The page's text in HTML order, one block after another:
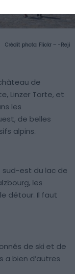
Crédit photo: Flickr – -Reji
de
Linzer Torte, et
les
de belles
alpins.
sud-est du lac de
les
détour. Il faut
de ski et de
a bien d’autres